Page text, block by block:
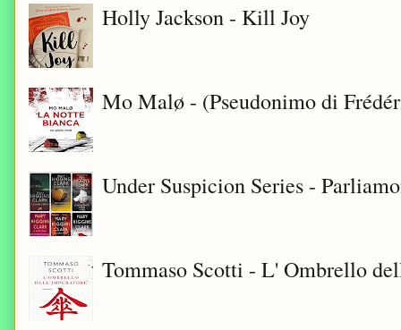
Holly Jackson - Kill Joy
Mo Malø - (Pseudonimo di
Under Suspicion Series -
Tommaso Scotti - L' Ombrello